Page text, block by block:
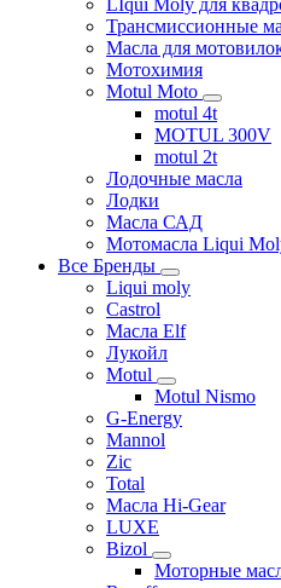
LIqui Moly для
Трансмиссионные
Масла для
Мотохимия
Motul Moto
motul 4t
MOTUL 300V
motul 2t
Лодочные масла
Лодки
Масла САД
Мотомасла Liqui
Все Бренды
Liqui moly
Castrol
Масла Elf
Лукойл
Motul
Motul Nismo
G-Energy
Mannol
Zic
Total
Масла Hi-Gear
LUXE
Bizol
Моторные